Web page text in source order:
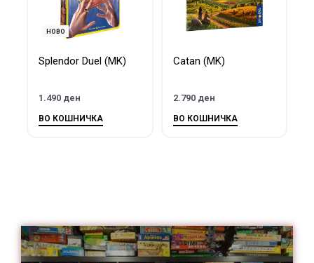
НОВО
Splendor Duel (MK)
1.490 ден
ВО КОШНИЧКА
Catan (MK)
2.790 ден
ВО КОШНИЧКА